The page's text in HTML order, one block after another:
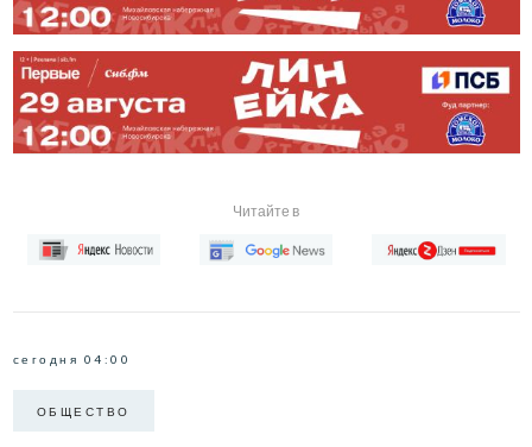
Читайте в
сегодня 04:00
ОБЩЕСТВО